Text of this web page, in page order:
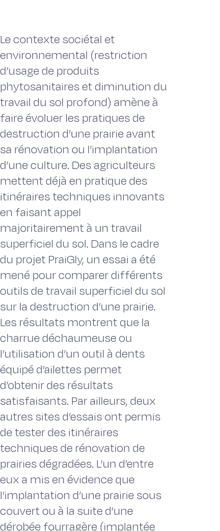
Le contexte sociétal et
environnemental (restriction
d’usage de produits
phytosanitaires et diminution du
travail du sol profond) amène à
faire évoluer les pratiques de
destruction d’une prairie avant
sa rénovation ou l’implantation
d’une culture. Des agriculteurs
mettent déjà en pratique des
itinéraires techniques innovants
en faisant appel
majoritairement à un travail
superficiel du sol. Dans le cadre
du projet PraiGly, un essai a été
mené pour comparer différents
outils de travail superficiel du sol
sur la destruction d’une prairie.
Les résultats montrent que la
charrue déchaumeuse ou
l’utilisation d’un outil à dents
équipé d’ailettes permet
d’obtenir des résultats
satisfaisants. Par ailleurs, deux
autres sites d’essais ont permis
de tester des itinéraires
techniques de rénovation de
prairies dégradées. L’un d’entre
eux a mis en évidence que
l’implantation d’une prairie sous
couvert ou à la suite d’une
dérobée fourragère (implantée